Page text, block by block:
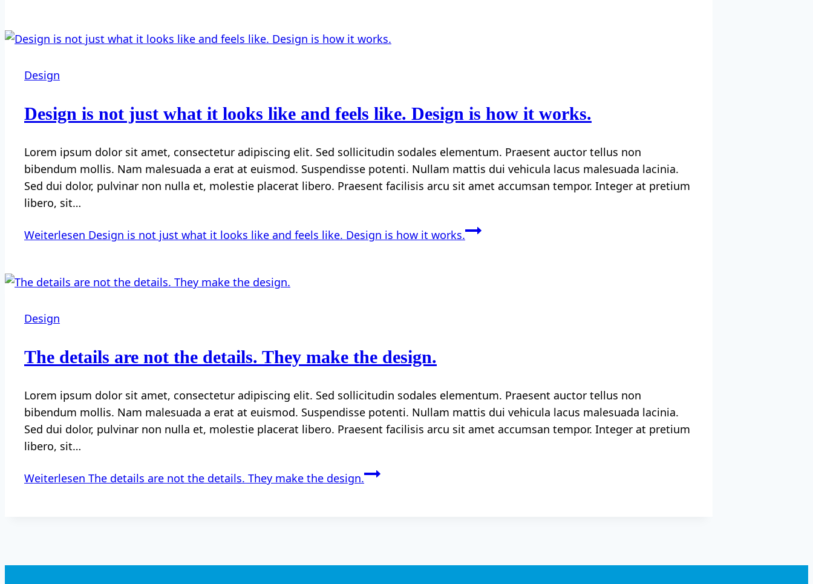
Design
Design is not just what it looks like and feels like. Design is how it works.
Lorem ipsum dolor sit amet, consectetur adipiscing elit. Sed sollicitudin sodales elementum. Praesent auctor tellus non
bibendum mollis. Nam malesuada a erat at euismod. Suspendisse potenti. Nullam mattis dui vehicula lacus malesuada lacinia.
Sed dui dolor, pulvinar non nulla et, molestie placerat libero. Praesent facilisis arcu sit amet accumsan tempor. Integer at pretium
libero, sit…
Weiterlesen Design is not just what it looks like and feels like. Design is how it works.
Design
The details are not the details. They make the design.
Lorem ipsum dolor sit amet, consectetur adipiscing elit. Sed sollicitudin sodales elementum. Praesent auctor tellus non
bibendum mollis. Nam malesuada a erat at euismod. Suspendisse potenti. Nullam mattis dui vehicula lacus malesuada lacinia.
Sed dui dolor, pulvinar non nulla et, molestie placerat libero. Praesent facilisis arcu sit amet accumsan tempor. Integer at pretium
libero, sit…
Weiterlesen The details are not the details. They make the design.